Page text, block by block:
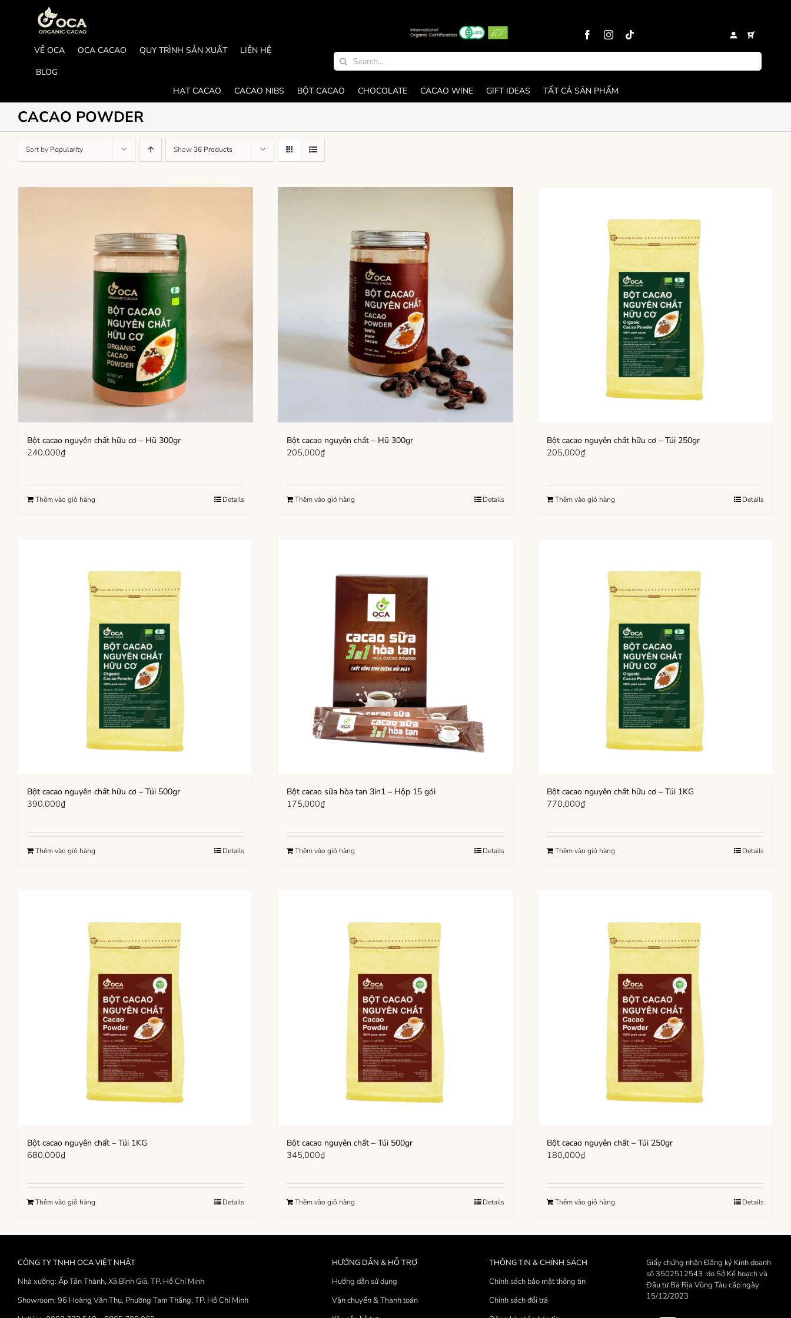
VỀ OCA OCA CACAO QUY TRÌNH SẢN XUẤT
LIÊN HỆ
BLOG
Search
for:
HẠT CACAO CACAO NIBS BỘT CACAO CHOCOLATE CACAO WINE GIFT IDEAS TẤT CẢ SẢN PHẨM
CACAO POWDER
Sort by Popularity Show 36 Products
Bột cacao nguyên chất hữu cơ – Hũ 300gr
240,000₫
Thêm vào giỏ hàng Details
Bột cacao nguyên chất – Hũ 300gr
205,000₫
Thêm vào giỏ hàng Details
Bột cacao nguyên chất hữu cơ – Túi 250gr
205,000₫
Thêm vào giỏ hàng Details
Bột cacao nguyên chất hữu cơ – Túi 500gr
390,000₫
Thêm vào giỏ hàng Details
Bột cacao sữa hòa tan 3in1 – Hộp 15 gói
175,000₫
Thêm vào giỏ hàng Details
Bột cacao nguyên chất hữu cơ – Túi 1KG
770,000₫
Thêm vào giỏ hàng Details
Bột cacao nguyên chất – Túi 1KG
680,000₫
Thêm vào giỏ hàng Details
Bột cacao nguyên chất – Túi 500gr
345,000₫
Thêm vào giỏ hàng Details
Bột cacao nguyên chất – Túi 250gr
180,000₫
Thêm vào giỏ hàng Details
CÔNG TY TNHH OCA VIỆT NHẬT
Nhà xưởng: Ấp Tân Thành, Xã Bình Giã, TP. Hồ Chí Minh
Showroom: 96 Hoàng Văn Thụ, Phường Tam Thắng, TP. Hồ Chí Minh
HƯỚNG DẪN & HỖ TRỢ
Hướng dẫn sử dụng
Vận chuyển & Thanh toán
THÔNG TIN & CHÍNH SÁCH
Chính sách bảo mật thông tin
Chính sách đổi trả
Giấy chứng nhận Đăng ký Kinh doanh
số 3502512543 do Sở Kế hoạch và
Đầu tư Bà Rịa Vũng Tàu cấp ngày
15/12/2023